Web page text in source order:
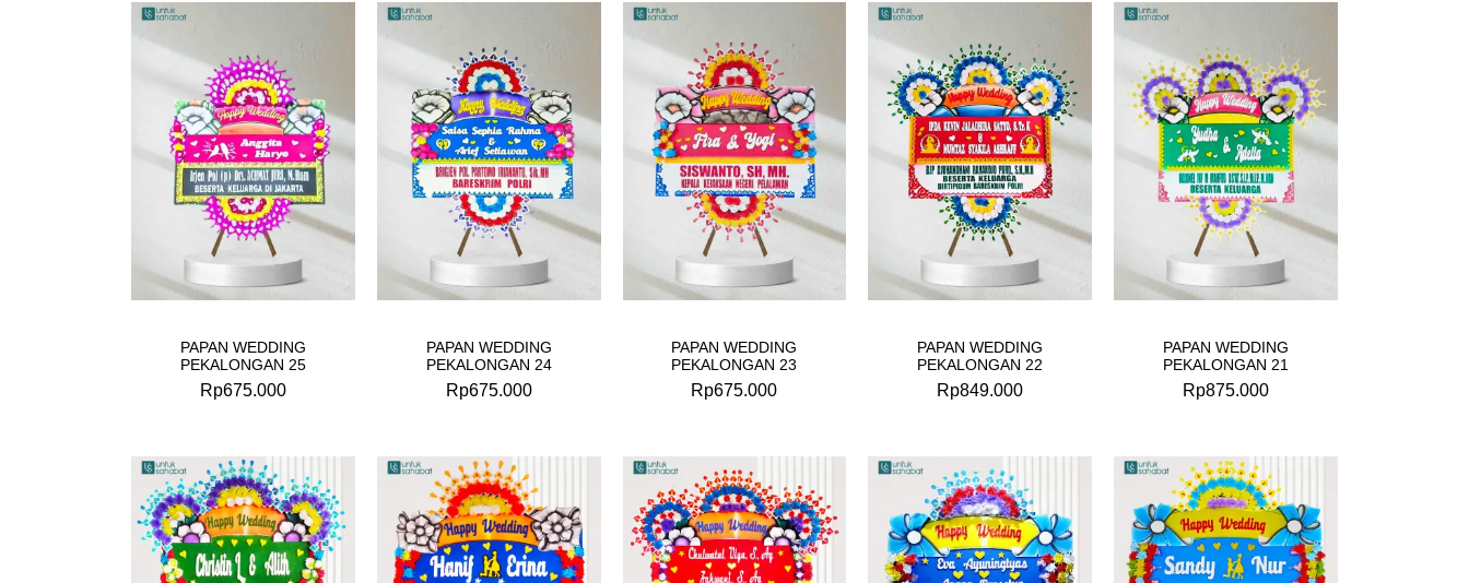
PAPAN WEDDING
PEKALONGAN 25
Rp675.000
PAPAN WEDDING
PEKALONGAN 24
Rp675.000
PAPAN WEDDING
PEKALONGAN 23
Rp675.000
PAPAN WEDDING
PEKALONGAN 22
Rp849.000
PAPAN WEDDING
PEKALONGAN 21
Rp875.000
Original
price
was:
Rp699.000.
Current
is:
Rp675.000.
Original
price
was:
Rp699.000.
is:
Rp675.000.